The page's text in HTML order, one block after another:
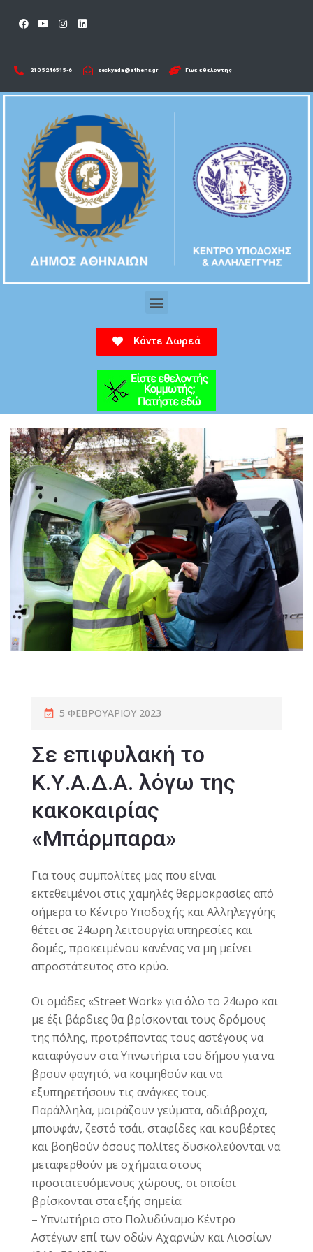
210 5246515-6​ seckyada@athens.gr Γίνε εθελοντής
Κάντε Δωρεά
5 ΦΕΒΡΟΥΑΡΊΟΥ 2023
Σε επιφυλακή το
Κ.Υ.Α.Δ.Α. λόγω της
κακοκαιρίας
«Μπάρμπαρα»
Για τους συμπολίτες μας που είναι
εκτεθειμένοι στις χαμηλές θερμοκρασίες από
σήμερα το Κέντρο Υποδοχής και Αλληλεγγύης
θέτει σε 24ωρη λειτουργία υπηρεσίες και
δομές, προκειμένου κανένας να μη μείνει
απροστάτευτος στο κρύο.
Οι ομάδες «Street Work» για όλο το 24ωρο και
με έξι βάρδιες θα βρίσκονται τους δρόμους
της πόλης, προτρέποντας τους αστέγους να
καταφύγουν στα Υπνωτήρια του δήμου για να
βρουν φαγητό, να κοιμηθούν και να
εξυπηρετήσουν τις ανάγκες τους.
Παράλληλα, μοιράζουν γεύματα, αδιάβροχα,
μπουφάν, ζεστό τσάι, σταφίδες και κουβέρτες
και βοηθούν όσους πολίτες δυσκολεύονται να
μεταφερθούν με οχήματα στους
προστατευόμενους χώρους, οι οποίοι
βρίσκονται στα εξής σημεία:
– Υπνωτήριο στο Πολυδύναμο Κέντρο
Αστέγων επί των οδών Αχαρνών και Λιοσίων